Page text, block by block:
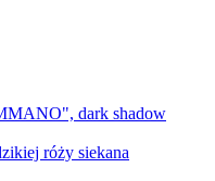
dark shadow
róży siekana